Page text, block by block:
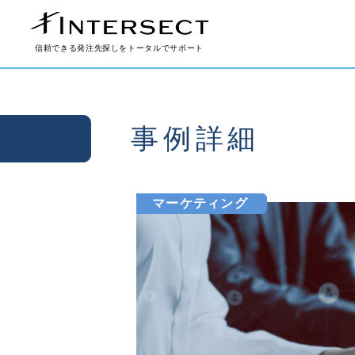
信頼できる発注先探しをトータルでサポート
事例詳細
マーケティング